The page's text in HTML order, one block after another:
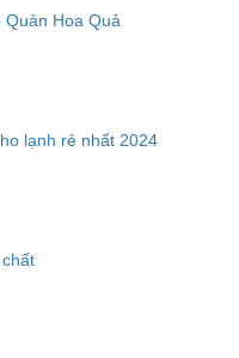
Hoa Quả
lạnh rẻ nhất 2024